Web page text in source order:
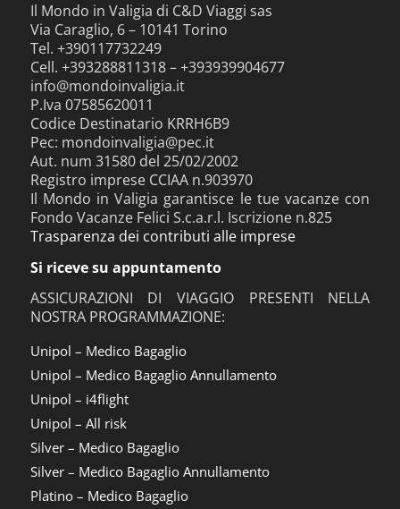
Il Mondo in Valigia di C&D Viaggi sas
Via Caraglio, 6 – 10141 Torino
Tel. +390117732249
Cell. +393288811318 – +393939904677
info@mondoinvaligia.it
P.Iva 07585620011
Codice Destinatario KRRH6B9
Pec: mondoinvaligia@pec.it
Aut. num 31580 del 25/02/2002
Registro imprese CCIAA n.903970
Il Mondo in Valigia garantisce le tue vacanze con
Fondo Vacanze Felici S.c.a.r.l. Iscrizione n.825
Trasparenza dei contributi alle imprese
Si riceve su appuntamento
ASSICURAZIONI DI VIAGGIO PRESENTI NELLA
NOSTRA PROGRAMMAZIONE:
Unipol – Medico Bagaglio
Unipol – Medico Bagaglio Annullamento
Unipol – i4flight
Unipol – All risk
Silver – Medico Bagaglio
Silver – Medico Bagaglio Annullamento
Platino – Medico Bagaglio